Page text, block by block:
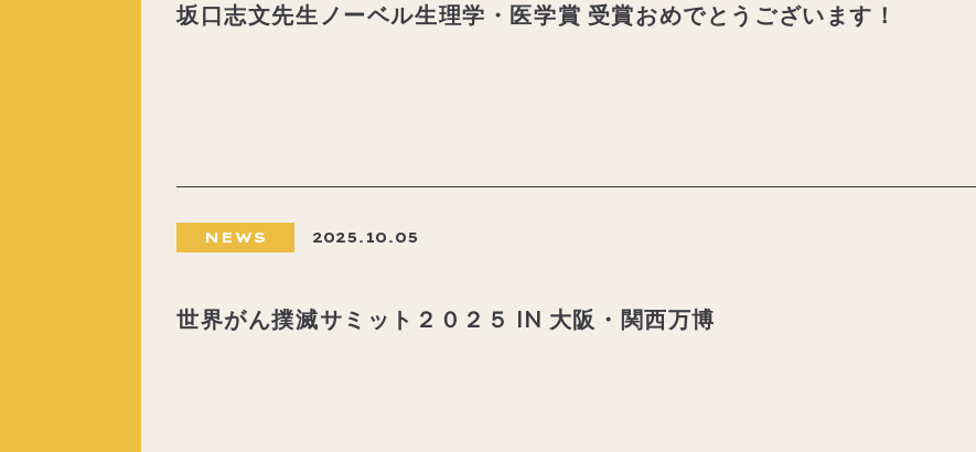
坂口志文先生ノーベル生理学・医学賞 受賞おめでとうございます！
NEWS 2025.10.05
世界がん撲滅サミット２０２５ IN 大阪・関西万博